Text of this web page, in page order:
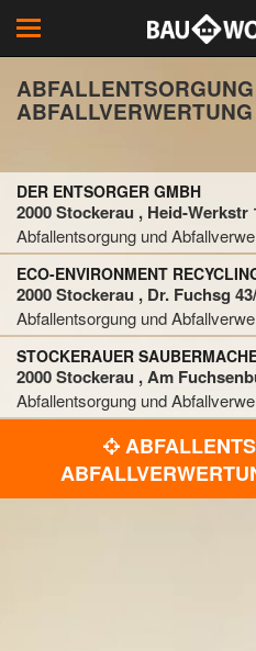
Toggle
navigation
DER ENTSORGER GMBH
2000 Stockerau , Heid-Werkstr
Abfallentsorgung und
ECO-ENVIRONMENT
2000 Stockerau , Dr. Fuchsg
Abfallentsorgung und
STOCKERAUER
2000 Stockerau , Am
Abfallentsorgung und